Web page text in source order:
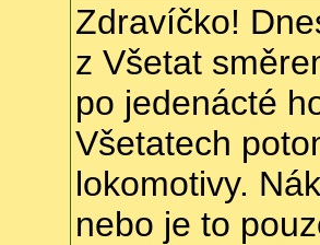
Zdravíčko!
z Všetat
po jedenácté
Všetatech
lokomotivy.
nebo je to